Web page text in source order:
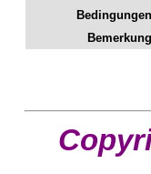
Bedingungen
Bemerkung